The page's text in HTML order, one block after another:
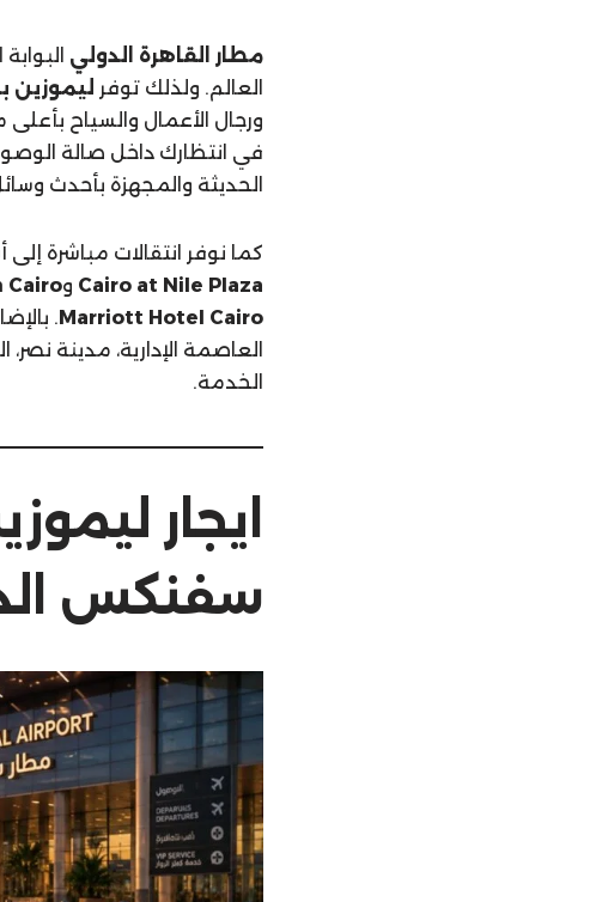
مطار القاهرة الدولي
العالم. ولذلك توفر ليموزين
ورجال الأعمال والسياح
الحديثة والمجهزة بأحدث
كما نوفر انتقالات مباشرة
Cairo at Nile Plaza وCairo
Marriott Hotel Cairo
.
العاصمة الإدارية، مدينة
الخدمة.
سفنكس